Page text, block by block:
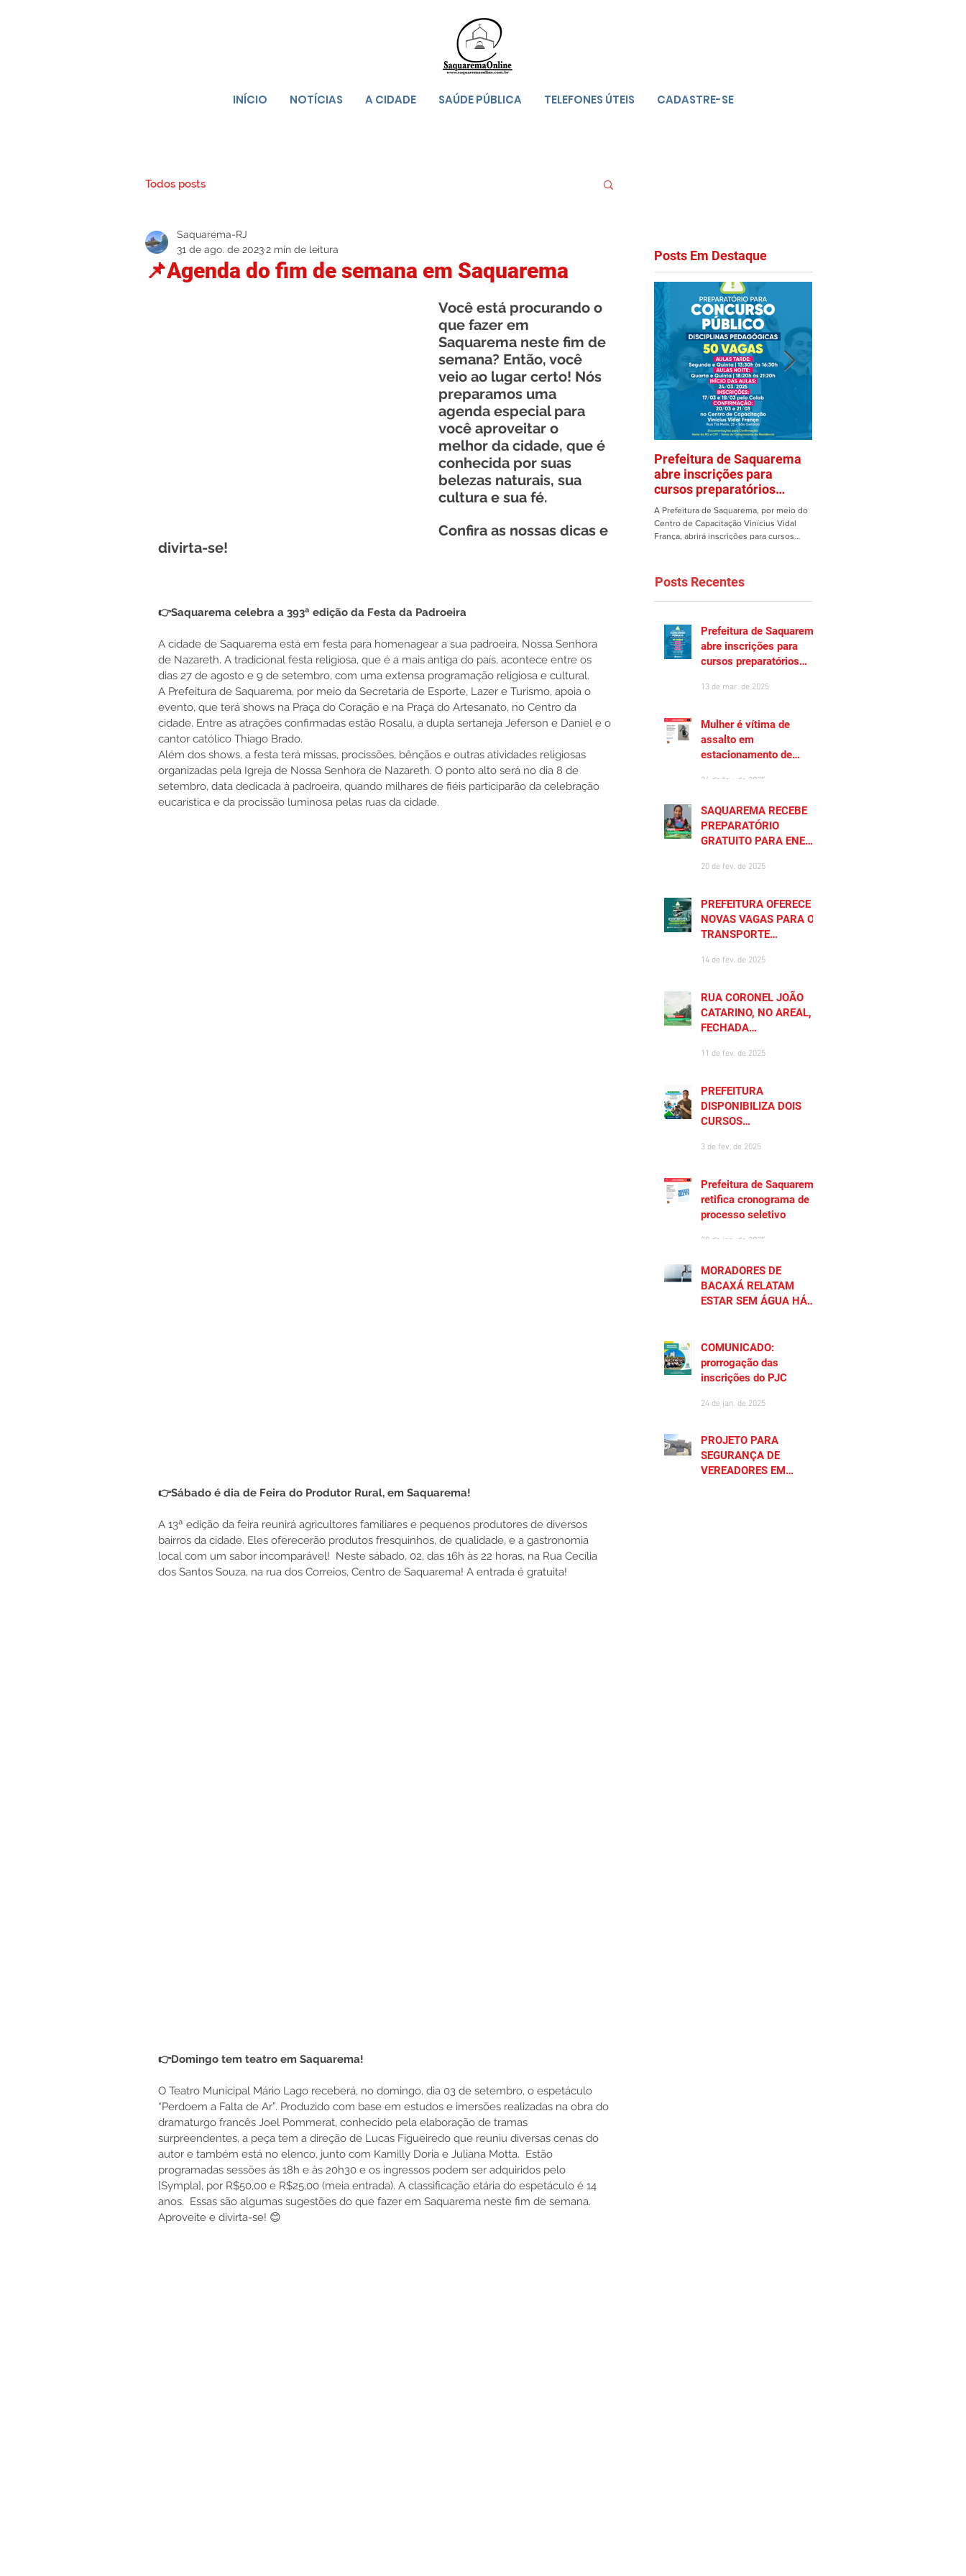
INÍCIO NOTÍCIAS A CIDADE SAÚDE PÚBLICA TELEFONES ÚTEIS CADASTRE-SE
Todos posts
📌Agenda do fim de semana em Saquarema
Saquarema-RJ
31 de ago. de 2023 2 min de leitura
Você está procurando o
que fazer em
Saquarema neste fim de
semana? Então, você
veio ao lugar certo! Nós
preparamos uma
agenda especial para
você aproveitar o
melhor da cidade, que é
conhecida por suas
belezas naturais, sua
cultura e sua fé.
Confira as nossas dicas e
divirta-se!
👉Saquarema celebra a 393ª edição da Festa da Padroeira
A cidade de Saquarema está em festa para homenagear a sua padroeira, Nossa Senhora
de Nazareth. A tradicional festa religiosa, que é a mais antiga do país, acontece entre os
dias 27 de agosto e 9 de setembro, com uma extensa programação religiosa e cultural.
A Prefeitura de Saquarema, por meio da Secretaria de Esporte, Lazer e Turismo, apoia o
evento, que terá shows na Praça do Coração e na Praça do Artesanato, no Centro da
cidade. Entre as atrações confirmadas estão Rosalu, a dupla sertaneja Jeferson e Daniel e o
cantor católico Thiago Brado.
Além dos shows, a festa terá missas, procissões, bênçãos e outras atividades religiosas
organizadas pela Igreja de Nossa Senhora de Nazareth. O ponto alto será no dia 8 de
setembro, data dedicada à padroeira, quando milhares de fiéis participarão da celebração
eucarística e da procissão luminosa pelas ruas da cidade.
👉Sábado é dia de Feira do Produtor Rural, em Saquarema!
A 13ª edição da feira reunirá agricultores familiares e pequenos produtores de diversos
bairros da cidade. Eles oferecerão produtos fresquinhos, de qualidade, e a gastronomia
local com um sabor incomparável!  Neste sábado, 02, das 16h às 22 horas, na Rua Cecília
dos Santos Souza, na rua dos Correios, Centro de Saquarema! A entrada é gratuita!
👉Domingo tem teatro em Saquarema!
O Teatro Municipal Mário Lago receberá, no domingo, dia 03 de setembro, o espetáculo
“Perdoem a Falta de Ar”. Produzido com base em estudos e imersões realizadas na obra do
dramaturgo francês Joel Pommerat, conhecido pela elaboração de tramas
surpreendentes, a peça tem a direção de Lucas Figueiredo que reuniu diversas cenas do
autor e também está no elenco, junto com Kamilly Doria e Juliana Motta.  Estão
programadas sessões às 18h e às 20h30 e os ingressos podem ser adquiridos pelo
[Sympla], por R$50,00 e R$25,00 (meia entrada). A classificação etária do espetáculo é 14
anos.  Essas são algumas sugestões do que fazer em Saquarema neste fim de semana.
Aproveite e divirta-se! 😊
Posts Em Destaque
Prefeitura de Saquarema
abre inscrições para
cursos preparatórios
gratuitos
A Prefeitura de Saquarema, por meio do
Centro de Capacitação Vinícius Vidal
França, abrirá inscrições para cursos
Posts Recentes
Prefeitura de Saquarema
abre inscrições para
cursos preparatórios
13 de mar. de 2025
Mulher é vítima de
assalto em
estacionamento de
26 de fev. de 2025
SAQUAREMA RECEBE
PREPARATÓRIO
GRATUITO PARA ENEM
20 de fev. de 2025
PREFEITURA OFERECE
NOVAS VAGAS PARA O
TRANSPORTE
14 de fev. de 2025
RUA CORONEL JOÃO
CATARINO, NO AREAL, É
FECHADA
11 de fev. de 2025
PREFEITURA
DISPONIBILIZA DOIS
CURSOS
GRATUITOS PARA
SAQUAREMA
3 de fev. de 2025
Prefeitura de Saquarema
retifica cronograma de
processo seletivo
28 de jan. de 2025
MORADORES DE
BACAXÁ RELATAM
ESTAR SEM ÁGUA HÁ
COMUNICADO:
prorrogação das
inscrições do PJC
24 de jan. de 2025
PROJETO PARA
SEGURANÇA DE
VEREADORES EM